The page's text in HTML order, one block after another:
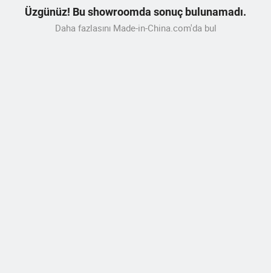
Üzgünüz! Bu showroomda sonuç bulunamadı.
Daha fazlasını Made-in-China.com'da bul